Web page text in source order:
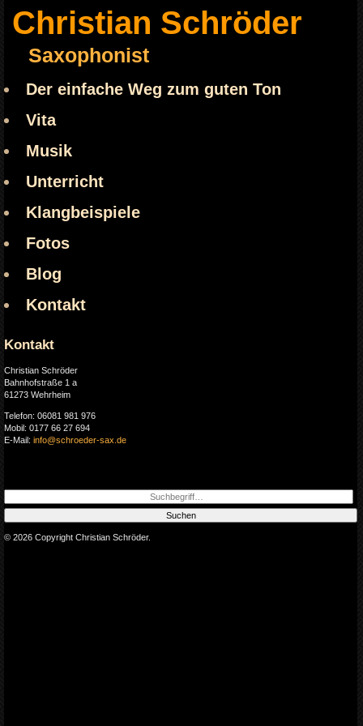
Christian Schröder
Saxophonist
Der einfache Weg zum guten Ton
Vita
Musik
Unterricht
Klangbeispiele
Fotos
Blog
Kontakt
Kontakt
Christian Schröder
Bahnhofstraße 1 a
61273 Wehrheim
Telefon: 06081 981 976
Mobil: 0177 66 27 694
E-Mail: info@schroeder-sax.de
Suchen
© 2026 Copyright Christian Schröder.